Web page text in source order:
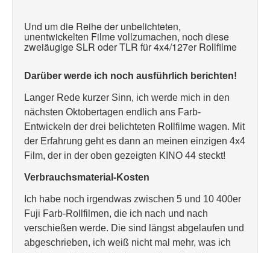
Und um die Reihe der unbelichteten,
unentwickelten Filme vollzumachen, noch diese
zweiäugige SLR oder TLR für 4x4/127er Rollfilme
Darüber werde ich noch ausführlich berichten!
Langer Rede kurzer Sinn, ich werde mich in den
nächsten Oktobertagen endlich ans Farb-
Entwickeln der drei belichteten Rollfilme wagen. Mit
der Erfahrung geht es dann an meinen einzigen 4x4
Film, der in der oben gezeigten KINO 44 steckt!
Verbrauchsmaterial-Kosten
Ich habe noch irgendwas zwischen 5 und 10 400er
Fuji Farb-Rollfilmen, die ich nach und nach
verschießen werde. Die sind längst abgelaufen und
abgeschrieben, ich weiß nicht mal mehr, was ich